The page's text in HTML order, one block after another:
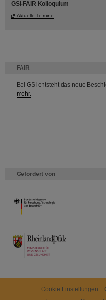
FAIR
Bei GSI entsteht das neue
mehr.
Gefördert von
HMWK
TMWWDG
GSI-FAIR Kolloquium
Aktuelle Termine
Cookie Einstellungen